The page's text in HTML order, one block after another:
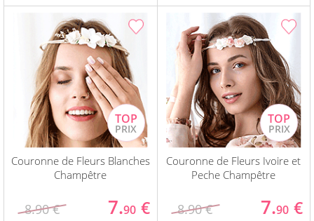
Couronne de Fleurs Blanches
Champêtre
8.90 € 7.90 €
Couronne de Fleurs Ivoire et
Peche Champêtre
8.90 € 7.90 €